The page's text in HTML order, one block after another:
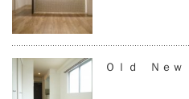
Ｏｌｄ Ｎｅｗ